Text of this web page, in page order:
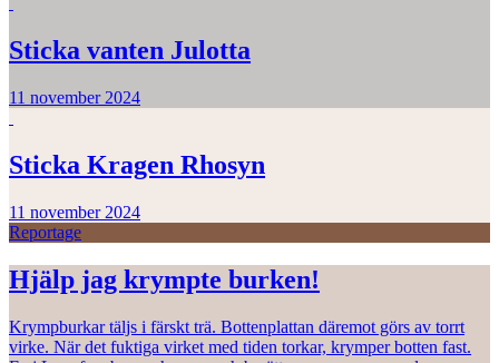
Sticka vanten Julotta
11 november 2024
Sticka Kragen Rhosyn
11 november 2024
Reportage
Hjälp jag krympte burken!
Krympburkar täljs i färskt trä. Bottenplattan däremot görs av torrt
virke. När det fuktiga virket med tiden torkar, krymper botten fast.